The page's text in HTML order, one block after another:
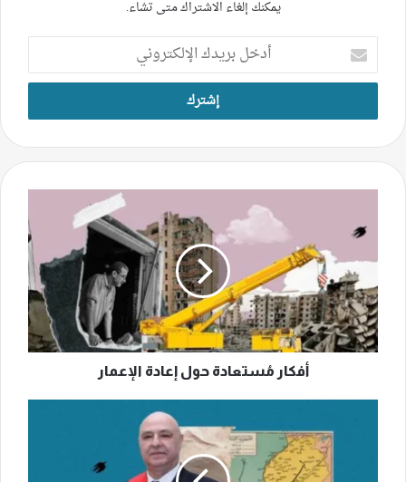
يمكنك إلغاء الاشتراك متى تشاء.
أدخل
بريدك
الإلكتروني
حول
إعادة
الإعمار
أفكار مُستعادة حول إعادة الإعمار
اللامركزيّة